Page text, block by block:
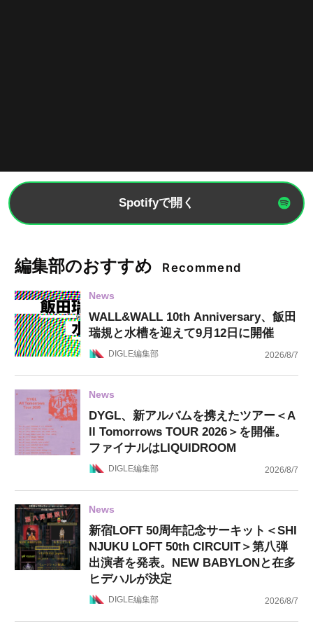
Spotifyで開く
編集部のおすすめ Recommend
News
WALL&WALL 10th Anniversary、飯田
瑞規と水槽を迎えて9月12日に開催
DIGLE編集部 2026/8/7
News
DYGL、新アルバムを携えたツアー＜A
ll Tomorrows TOUR 2026＞を開催。
ファイナルはLIQUIDROOM
DIGLE編集部 2026/8/7
News
新宿LOFT 50周年記念サーキット＜SHI
NJUKU LOFT 50th CIRCUIT＞第八弾
出演者を発表。NEW BABYLONと在多
ヒデハルが決定
DIGLE編集部 2026/8/7